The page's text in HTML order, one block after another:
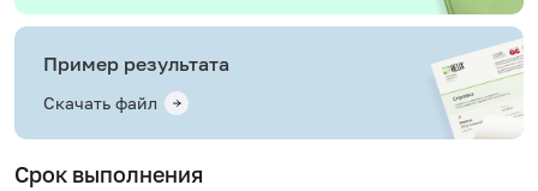
Пример результата
Скачать файл
Срок выполнения